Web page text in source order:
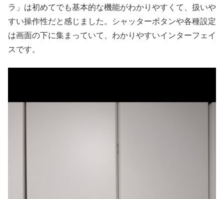
ラ」は初めてでも基本的な機能がわかりやすくて、扱いや
すい操作性だと感じました。シャッターボタンや各種設定
は画面の下に集まっていて、わかりやすいインターフェイ
スです。